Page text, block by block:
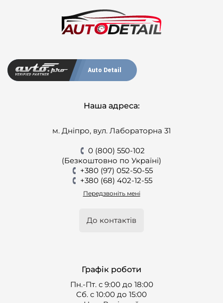
Auto Detail
Наша адреса:
м. Дніпро, вул. Лабораторна 31
0 (800) 550-102
(Безкоштовно по Україні)
+380 (97) 052-50-55
+380 (68) 402-12-55
Передзвоніть мені
До контактів
Графік роботи
Пн.-Пт. с 9:00 до 18:00
Cб. с 10:00 до 15:00